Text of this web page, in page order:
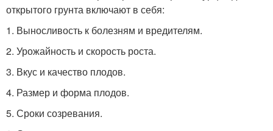
открытого грунта включают в себя:
1. Выносливость к болезням и вредителям.
2. Урожайность и скорость роста.
3. Вкус и качество плодов.
4. Размер и форма плодов.
5. Сроки созревания.